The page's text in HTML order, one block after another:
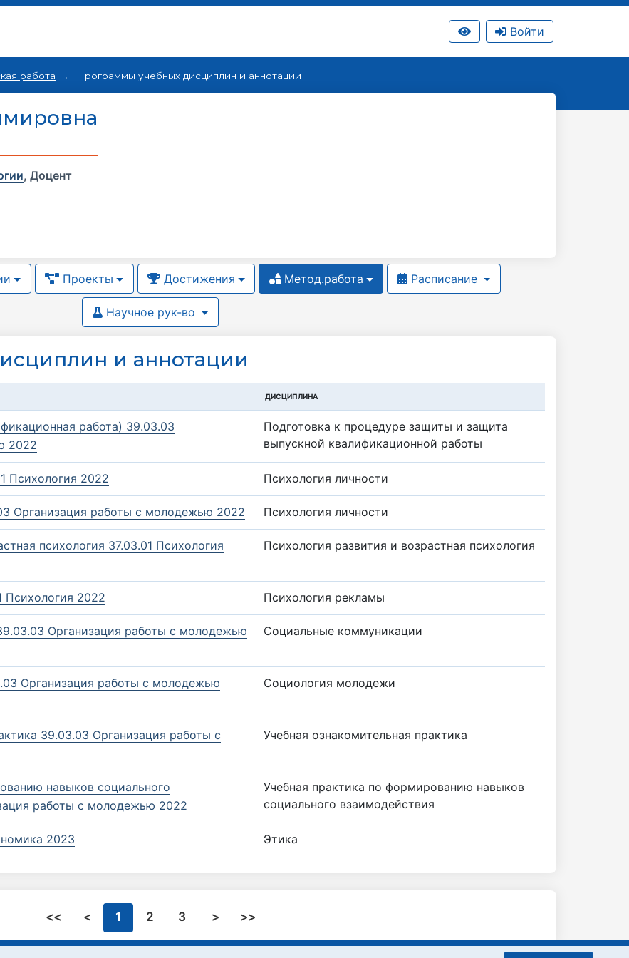
Войти
работа Программы учебных дисциплин и аннотации
, Доцент
Проекты Достижения Метод.работа Расписание
Научное рук-во
и аннотации
ДИСЦИПЛИНА
работа) 39.03.03
2022
Подготовка к процедуре защиты и защита
выпускной квалификационной работы
Психология 2022 Психология личности
Организация работы с молодежью 2022 Психология личности
психология 37.03.01 Психология
Психология развития и возрастная психология
Психология 2022 Психология рекламы
Организация работы с молодежью
Социальные коммуникации
Организация работы с молодежью
Социология молодежи
39.03.03 Организация работы с
Учебная ознакомительная практика
навыков социального
работы с молодежью 2022
Учебная практика по формированию навыков
социального взаимодействия
2023 Этика
<< < 1 2 3 > >>